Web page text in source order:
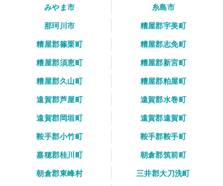
みやま市
糸島市
那珂川市
糟屋郡宇美町
糟屋郡篠栗町
糟屋郡志免町
糟屋郡須恵町
糟屋郡新宮町
糟屋郡久山町
糟屋郡粕屋町
遠賀郡芦屋町
遠賀郡水巻町
遠賀郡岡垣町
遠賀郡遠賀町
鞍手郡小竹町
鞍手郡鞍手町
嘉穂郡桂川町
朝倉郡筑前町
朝倉郡東峰村
三井郡大刀洗町